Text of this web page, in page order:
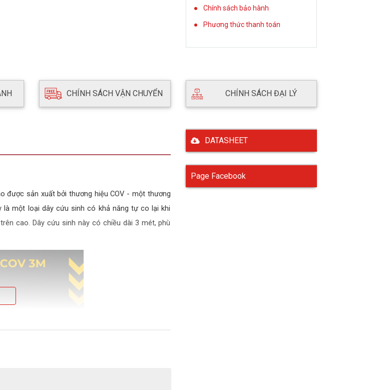
Chính sách bảo hành
Phương thức thanh toán
CHÍNH SÁCH VẬN CHUYỂN CHÍNH SÁCH ĐẠI LÝ
được sản xuất bởi thương hiệu COV - một thương
là một loại dây cứu sinh có khả năng tự co lại khi
cao. Dây cứu sinh này có chiều dài 3 mét, phù
DATASHEET
Page Facebook